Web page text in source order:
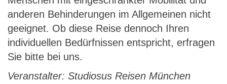
anderen Behinderungen im Allgemeinen nicht
geeignet. Ob diese Reise dennoch Ihren
individuellen Bedürfnissen entspricht, erfragen
Sie bitte bei uns.
Veranstalter: Studiosus Reisen München